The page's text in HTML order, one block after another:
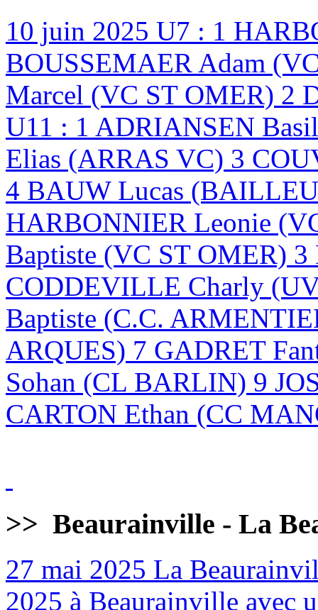
10 juin 2025 U7 : 1
BOUSSEMAER Adam
Marcel (VC ST OMER) 2
U11 : 1 ADRIANSEN
Elias (ARRAS VC) 3
4 BAUW Lucas
HARBONNIER Leonie
Baptiste (VC ST OMER)
CODDEVILLE Charly
Baptiste (C.C.
ARQUES) 7 GADRET
Sohan (CL BARLIN) 9
CARTON Ethan (CC
>> Beaurainville - La
27 mai 2025 La
2025 à Beaurainville avec